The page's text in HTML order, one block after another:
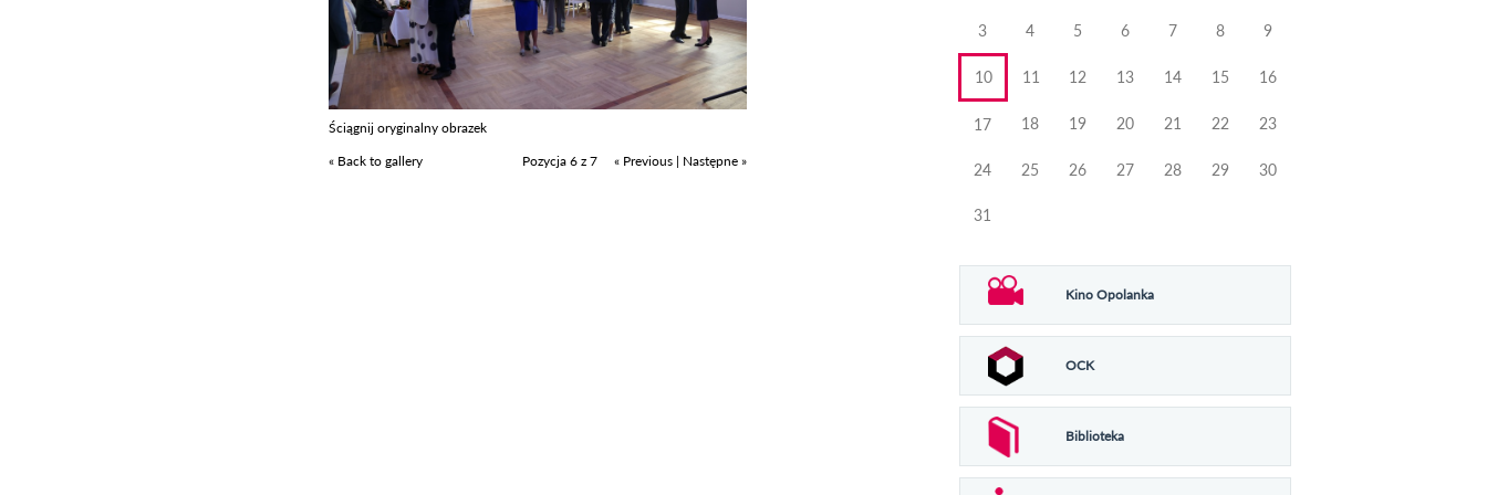
Ściągnij oryginalny obrazek
« Back to gallery
Pozycja 6 z 7 « Previous | Następne »
3 4 5 6 7 8 9
10 11 12 13 14 15 16
17 18 19 20 21 22 23
24 25 26 27 28 29 30
31
Kino Opolanka
OCK
Biblioteka